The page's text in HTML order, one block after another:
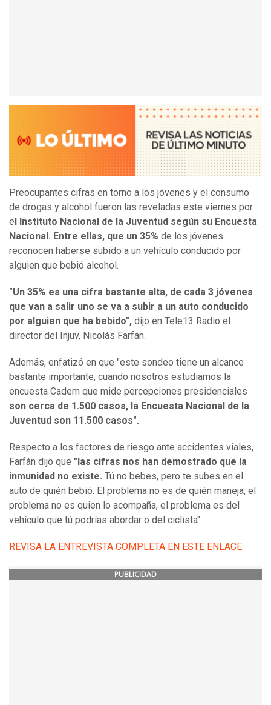
Preocupantes cifras en torno a los jóvenes y el consumo
de drogas y alcohol fueron las reveladas este viernes por
e l Instituto Nacional de la Juventud según su Encuesta
Nacional. Entre ellas, que un 35% de los jóvenes
reconocen haberse subido a un vehículo conducido por
alguien que bebió alcohol.
"Un 35% es una cifra bastante alta, de cada 3 jóvenes
que van a salir uno se va a subir a un auto conducido
por alguien que ha bebido", dijo en Tele13 Radio el
director del Injuv, Nicolás Farfán.
Además, enfatizó en que "este sondeo tiene un alcance
bastante importante, cuando nosotros estudiamos la
encuesta Cadem que mide percepciones presidenciales
son cerca de 1.500 casos, la Encuesta Nacional de la
Juventud son 11.500 casos".
Respecto a los factores de riesgo ante accidentes viales,
Farfán dijo que "las cifras nos han demostrado que la
inmunidad no existe. Tú no bebes, pero te subes en el
auto de quién bebió. El problema no es de quién maneja, el
problema no es quien lo acompaña, el problema es del
vehículo que tú podrías abordar o del ciclista".
REVISA LA ENTREVISTA COMPLETA EN ESTE ENLACE
PUBLICIDAD